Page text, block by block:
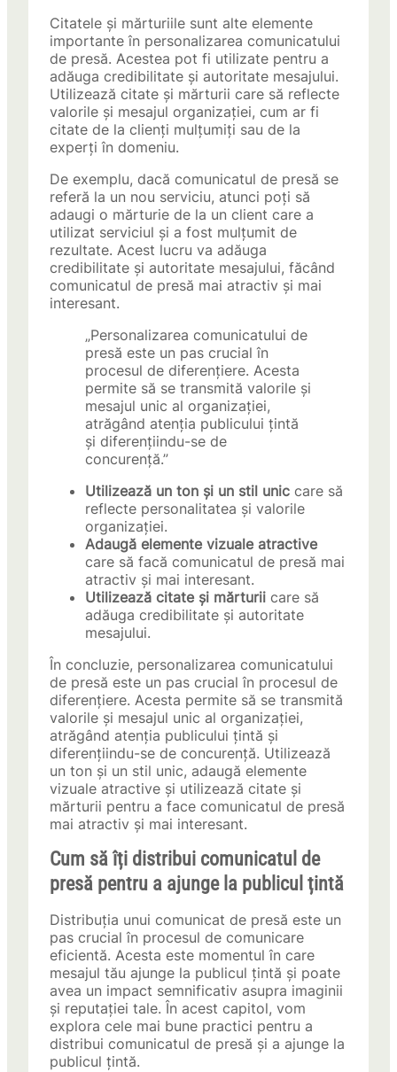
Citatele și mărturiile sunt alte elemente
importante în personalizarea comunicatului
de presă. Acestea pot fi utilizate pentru a
adăuga credibilitate și autoritate mesajului.
Utilizează citate și mărturii care să reflecte
valorile și mesajul organizației, cum ar fi
citate de la clienți mulțumiți sau de la
experți în domeniu.
De exemplu, dacă comunicatul de presă se
referă la un nou serviciu, atunci poți să
adaugi o mărturie de la un client care a
utilizat serviciul și a fost mulțumit de
rezultate. Acest lucru va adăuga
credibilitate și autoritate mesajului, făcând
comunicatul de presă mai atractiv și mai
interesant.
„Personalizarea comunicatului de
presă este un pas crucial în
procesul de diferențiere. Acesta
permite să se transmită valorile și
mesajul unic al organizației,
atrăgând atenția publicului țintă
și diferențiindu-se de
concurență.”
Utilizează un ton și un stil unic care să
reflecte personalitatea și valorile
organizației.
Adaugă elemente vizuale atractive
care să facă comunicatul de presă mai
atractiv și mai interesant.
Utilizează citate și mărturii care să
adăuga credibilitate și autoritate
mesajului.
În concluzie, personalizarea comunicatului
de presă este un pas crucial în procesul de
diferențiere. Acesta permite să se transmită
valorile și mesajul unic al organizației,
atrăgând atenția publicului țintă și
diferențiindu-se de concurență. Utilizează
un ton și un stil unic, adaugă elemente
vizuale atractive și utilizează citate și
mărturii pentru a face comunicatul de presă
mai atractiv și mai interesant.
Cum să îți distribui comunicatul de
presă pentru a ajunge la publicul țintă
Distribuția unui comunicat de presă este un
pas crucial în procesul de comunicare
eficientă. Acesta este momentul în care
mesajul tău ajunge la publicul țintă și poate
avea un impact semnificativ asupra imaginii
și reputației tale. În acest capitol, vom
explora cele mai bune practici pentru a
distribui comunicatul de presă și a ajunge la
publicul țintă.